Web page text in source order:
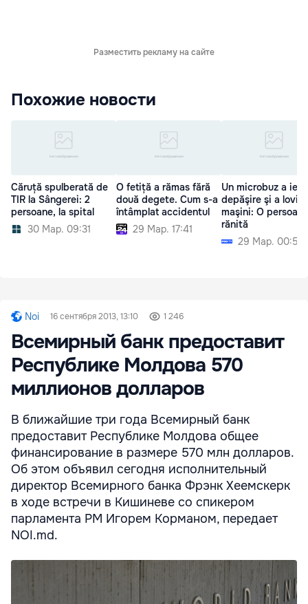
Разместить рекламу на сайте
Похожие новости
Căruță spulberată de
TIR la Sângerei: 2
persoane, la spital
30 Мар. 09:31
O fetiță a rămas fără
două degete. Cum s-a
întâmplat accidentul
29 Мар. 17:41
Un microbuz a
depăşire şi a lovit
maşini: O
rănită
29 Мар. 00:52
Noi 16 сентября 2013, 13:10 1 246
Всемирный банк предоставит
Республике Молдова 570
миллионов долларов
В ближайшие три года Всемирный банк
предоставит Республике Молдова общее
финансирование в размере 570 млн долларов.
Об этом объявил сегодня исполнительный
директор Всемирного банка Фрэнк Хеемскерк
в ходе встречи в Кишиневе со спикером
парламента РМ Игорем Корманом, передает
NOI.md.